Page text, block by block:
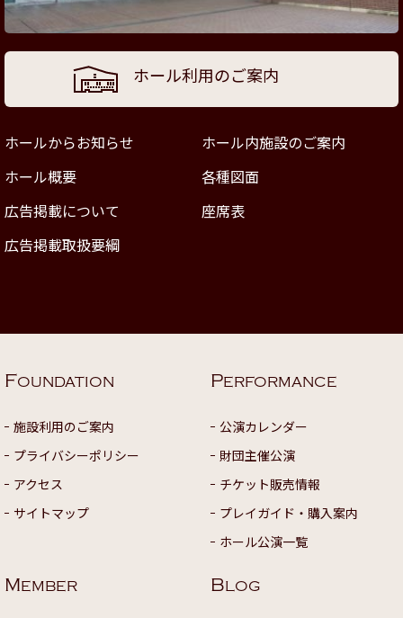
ホール利用のご案内
ホールからお知らせ
ホール内施設のご案内
ホール概要
各種図面
広告掲載について
座席表
広告掲載取扱要綱
FOUNDATION
施設利用のご案内
プライバシーポリシー
アクセス
サイトマップ
PERFORMANCE
公演カレンダー
財団主催公演
チケット販売情報
プレイガイド・購入案内
ホール公演一覧
MEMBER BLOG